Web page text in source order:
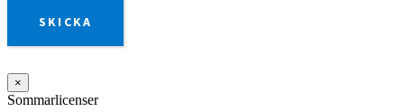
SKICKA
×
Sommarlicenser